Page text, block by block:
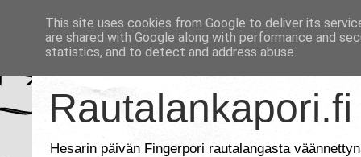
Rautalankapori.fi
Hesarin päivän Fingerpori rautalangasta
This site uses cookies from Google to deliver its
are shared with Google along with performance and
statistics, and to detect and address abuse.